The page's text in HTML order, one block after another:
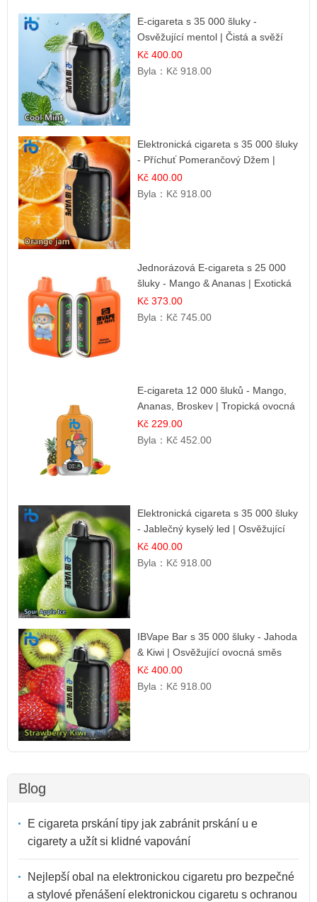
E-cigareta s 35 000 šluky -
Osvěžující mentol | Čistá a svěží
chuť
Kč 400.00
Byla： Kč 918.00
Elektronická cigareta s 35 000 šluky
- Příchuť Pomerančový Džem |
Dlouhotrvající zážitek
Kč 400.00
Byla： Kč 918.00
Jednorázová E-cigareta s 25 000
šluky - Mango & Ananas | Exotická
ovocná směs
Kč 373.00
Byla： Kč 745.00
E-cigareta 12 000 šluků - Mango,
Ananas, Broskev | Tropická ovocná
směs
Kč 229.00
Byla： Kč 452.00
Elektronická cigareta s 35 000 šluky
- Jablečný kyselý led | Osvěžující
kyselá jablka
Kč 400.00
Byla： Kč 918.00
IBVape Bar s 35 000 šluky - Jahoda
& Kiwi | Osvěžující ovocná směs
Kč 400.00
Byla： Kč 918.00
Blog
E cigareta prskání tipy jak zabránit prskání u e
cigarety a užít si klidné vapování
Nejlepší obal na elektronickou cigaretu pro bezpečné
a stylové přenášení elektronickou cigaretu s ochranou